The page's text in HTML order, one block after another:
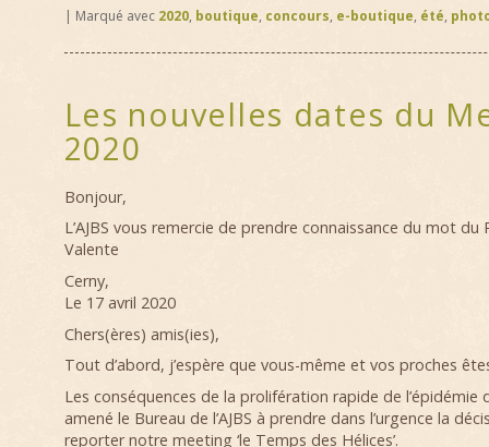
| Marqué avec 2020, boutique, concours, e-boutique, été,
Les nouvelles dates du
2020
Bonjour,
L’AJBS vous remercie de prendre connaissance du mot du
Valente
Cerny,
Le 17 avril 2020
Chers(ères) amis(ies),
Tout d’abord, j’espère que vous-même et vos proches
Les conséquences de la prolifération rapide de l’épidémie
amené le Bureau de l’AJBS à prendre dans l’urgence la
reporter notre meeting ‘le Temps des Hélices’.